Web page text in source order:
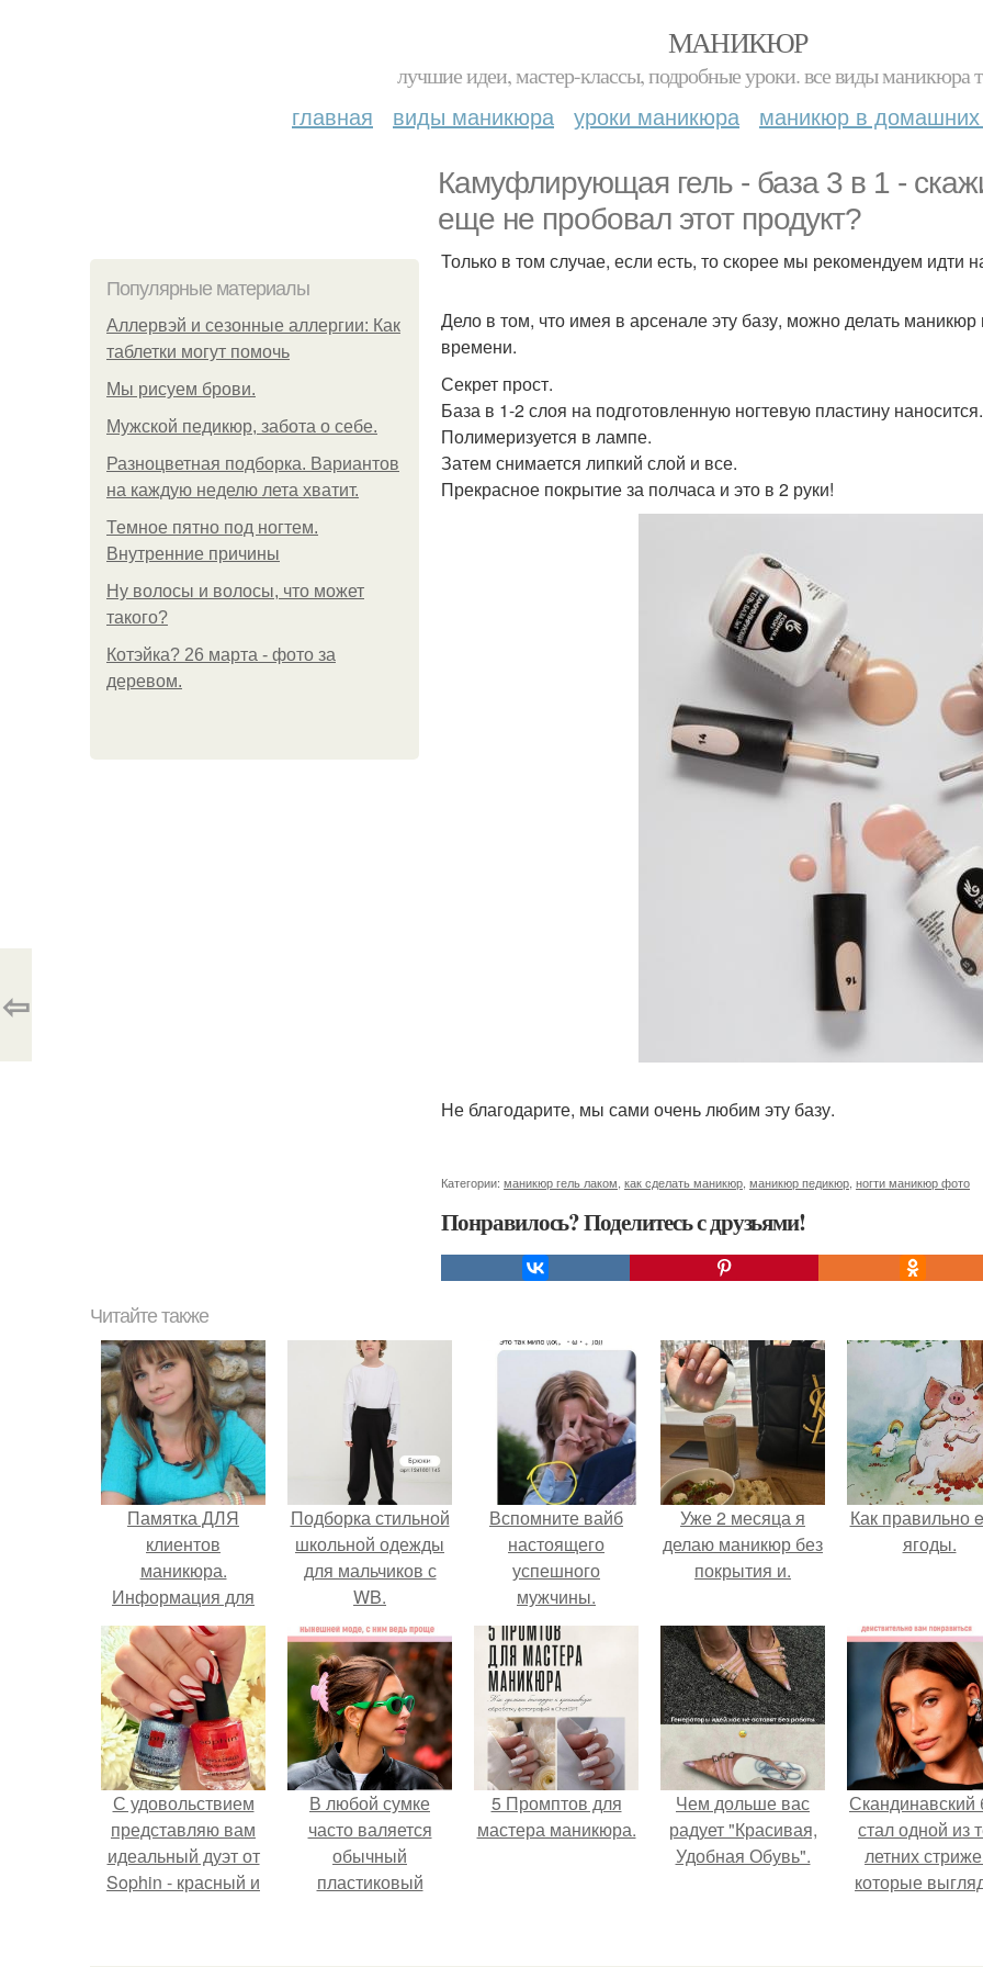
МАНИКЮР
лучшие идеи, мастер-классы, подробные уроки. все виды маникюра
главная виды маникюра уроки маникюра маникюр в домашних
Камуфлирующая гель - база 3 в 1 -
еще не пробовал этот продукт?
Популярные материалы
Аллервэй и сезонные аллергии: Как
таблетки могут помочь
Мы рисуем брови.
Мужской педикюр, забота о себе.
Разноцветная подборка. Вариантов
на каждую неделю лета хватит.
Темное пятно под ногтем.
Внутренние причины
Ну волосы и волосы, что может
такого?
Котэйка? 26 марта - фото за
деревом.
Только в том случае, если есть, то скорее мы рекомендуем идти
Дело в том, что имея в арсенале эту базу, можно делать
времени.
Секрет прост.
База в 1-2 слоя на подготовленную ногтевую пластину наносится.
Полимеризуется в лампе.
Затем снимается липкий слой и все.
Прекрасное покрытие за полчаса и это в 2 руки!
Не благодарите, мы сами очень любим эту базу.
Категории: маникюр гель лаком как сделать маникюр маникюр педикюр ногти маникюр фото
Понравилось? Поделитесь с друзьями!
⇦
Читайте также
Памятка ДЛЯ
клиентов
маникюра.
Информация для
моих дорогих и
уважаемых
клиентов.
Подборка стильной
школьной одежды
для мальчиков с
WB.
Вспомните вайб
настоящего
успешного
мужчины.
Уже 2 месяца я
делаю маникюр без
покрытия и.
Как правильно
ягоды.
С удовольствием
представляю вам
идеальный дуэт от
Sophin - красный и
номер 0262.
В любой сумке
часто валяется
обычный
пластиковый
5 Промптов для
мастера маникюра.
Чем дольше вас
радует "Красивая,
Удобная Обувь".
Скандинавский
стал одной из
летних
которые